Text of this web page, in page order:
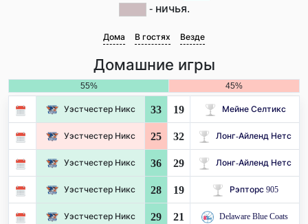
- ничья.
Дома В гостях Везде
Домашние игры
55% 45%
Уэстчестер Никс 33 19 Мейне Селтикс
Уэстчестер Никс 25 32 Лонг-Айленд Нетс
Уэстчестер Никс 36 29 Лонг-Айленд Нетс
Уэстчестер Никс 28 19 Рэпторс 905
Уэстчестер Никс 29 21 Delaware Blue Coats